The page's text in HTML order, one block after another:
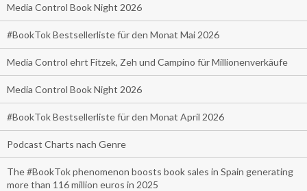
Media Control Book Night 2026
#BookTok Bestsellerliste für den Monat Mai 2026
Media Control ehrt Fitzek, Zeh und Campino für Millionenverkäufe
Media Control Book Night 2026
#BookTok Bestsellerliste für den Monat April 2026
Podcast Charts nach Genre
The #BookTok phenomenon boosts book sales in Spain generating
more than 116 million euros in 2025